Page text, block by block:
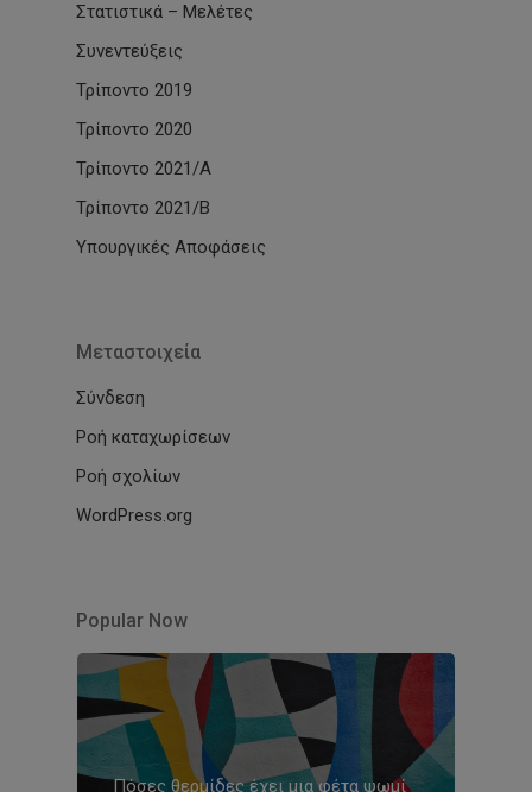
Στατιστικά – Μελέτες
Συνεντεύξεις
Τρίποντο 2019
Τρίποντο 2020
Τρίποντο 2021/Α
Τρίποντο 2021/Β
Υπουργικές Αποφάσεις
Μεταστοιχεία
Σύνδεση
Ροή καταχωρίσεων
Ροή σχολίων
WordPress.org
Popular Now
Πόσες θερμίδες έχει μια φέτα ψωμί